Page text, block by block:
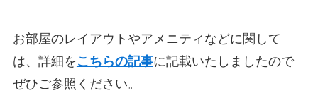
お部屋のレイアウトやアメニティなどに関して
は、詳細を こちらの記事に記載いたしましたので
ぜひご参照ください。